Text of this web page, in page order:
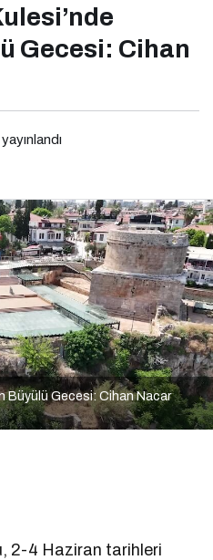
Gecesi: Cihan
Büyülü Gecesi: Cihan Nacar
2-4 Haziran tarihleri